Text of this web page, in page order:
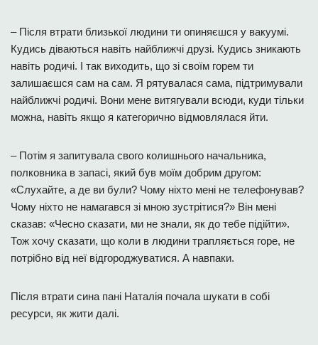
– Після втрати близької людини ти опиняєшся у вакуумі.
Кудись діваються навіть найближчі друзі. Кудись зникають
навіть родичі. І так виходить, що зі своїм горем ти
залишаєшся сам на сам. Я рятувалася сама, підтримували
найближчі родичі. Вони мене витягували всюди, куди тільки
можна, навіть якщо я категорично відмовлялася йти.
– Потім я запитувала свого колишнього начальника,
полковника в запасі, який був моїм добрим другом:
«Слухайте, а де ви були? Чому ніхто мені не телефонував?
Чому ніхто не намагався зі мною зустрітися?» Він мені
сказав: «Чесно сказати, ми не знали, як до тебе підійти».
Тож хочу сказати, що коли в людини трапляється горе, не
потрібно від неї відгороджуватися. А навпаки.
Після втрати сина пані Наталія почала шукати в собі
ресурси, як жити далі.